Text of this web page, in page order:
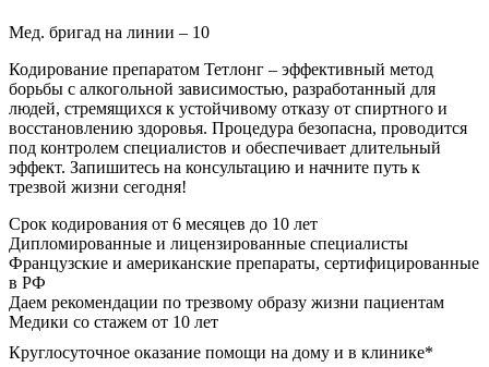
Мед. бригад на линии – 10
Кодирование препаратом Тетлонг – эффективный метод
борьбы с алкогольной зависимостью, разработанный для
людей, стремящихся к устойчивому отказу от спиртного и
восстановлению здоровья. Процедура безопасна, проводится
под контролем специалистов и обеспечивает длительный
эффект. Запишитесь на консультацию и начните путь к
трезвой жизни сегодня!
Срок кодирования от 6 месяцев до 10 лет
Дипломированные и лицензированные специалисты
Французские и американские препараты, сертифицированные
в РФ
Даем рекомендации по трезвому образу жизни пациентам
Медики со стажем от 10 лет
Круглосуточное оказание помощи на дому и в клинике*